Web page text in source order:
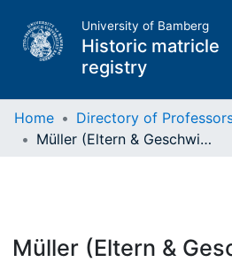
University of Bamberg
Historic matricle
registry
Professors
Home Directory of
Müller (Eltern & Geschwister)
Müller (Eltern &